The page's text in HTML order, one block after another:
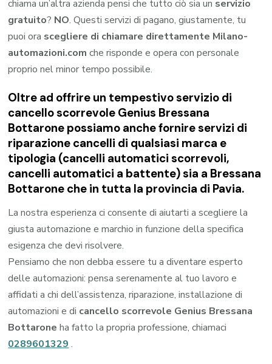
chiama un’altra azienda pensi che tutto ciò sia un servizio
gratuito? NO. Questi servizi di pagano, giustamente, tu
puoi ora scegliere di chiamare direttamente Milano-
automazioni.com che risponde e opera con personale
proprio nel minor tempo possibile.
Oltre ad offrire un tempestivo servizio di
cancello scorrevole Genius Bressana
Bottarone possiamo anche fornire servizi di
riparazione cancelli di qualsiasi marca e
tipologia (cancelli automatici scorrevoli,
cancelli automatici a battente) sia a Bressana
Bottarone che in tutta la provincia di Pavia.
La nostra esperienza ci consente di aiutarti a scegliere la
giusta automazione e marchio in funzione della specifica
esigenza che devi risolvere.
Pensiamo che non debba essere tu a diventare esperto
delle automazioni: pensa serenamente al tuo lavoro e
affidati a chi dell’assistenza, riparazione, installazione di
automazioni e di cancello scorrevole Genius Bressana
Bottarone ha fatto la propria professione, chiamaci
0289601329.